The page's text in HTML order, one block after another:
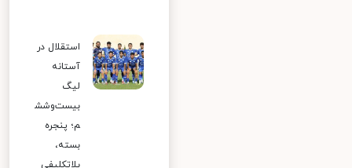
استقلال در
آستانه
لیگ
بیست‌وشش
م؛ پنجره
بسته،
بلاتکلیفی